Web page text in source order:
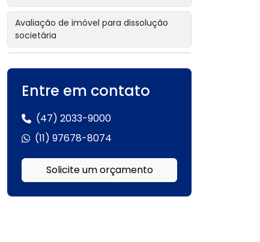
Avaliação de imóvel para dissolução
societária
hipotecária
Avaliação de imóvel para inventário
Avaliação de imóvel para inventário
extrajudicial
Entre em contato
(47) 2033-9000
(11) 97678-8074
Solicite um orçamento